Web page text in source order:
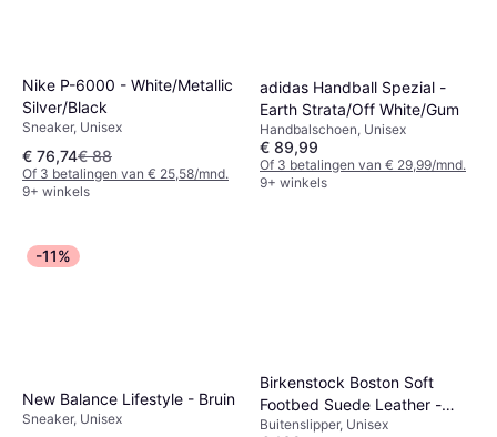
Nike P-6000 - White/Metallic
Silver/Black
Sneaker, Unisex
€ 76,74€ 88
Of 3 betalingen van € 25,58/mnd.
9+ winkels
adidas Handball Spezial -
Earth Strata/Off White/Gum
Handbalschoen, Unisex
€ 89,99
Of 3 betalingen van € 29,99/mnd.
9+ winkels
-11%
New Balance Lifestyle - Bruin
Sneaker, Unisex
Birkenstock Boston Soft
Footbed Suede Leather -
Taupe
Buitenslipper, Unisex